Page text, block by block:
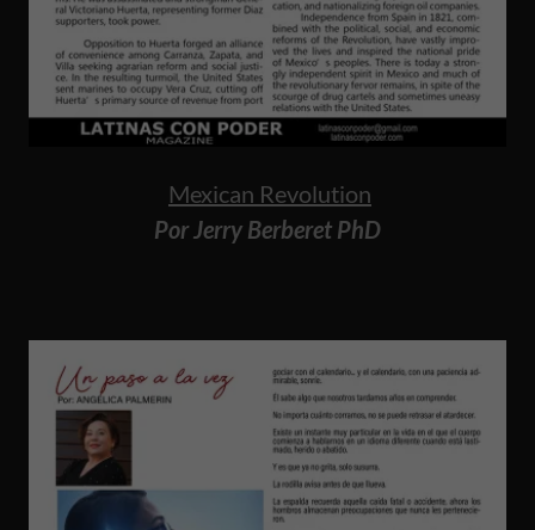
Mexican Revolution
Por Jerry Berberet PhD